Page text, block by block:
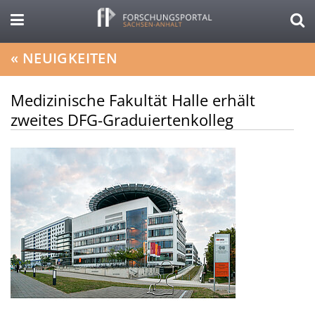
« NEUIGKEITEN
Medizinische Fakultät Halle erhält
zweites DFG-Graduiertenkolleg